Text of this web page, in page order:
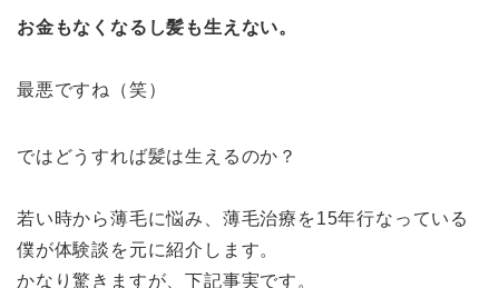
お金もなくなるし髪も生えない。
最悪ですね（笑）
ではどうすれば髪は生えるのか？
若い時から薄毛に悩み、薄毛治療を15年行なっている
僕が体験談を元に紹介します。
かなり驚きますが、下記事実です。